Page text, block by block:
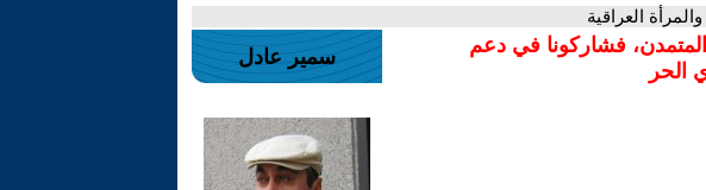
العراقية
المتمدن، فشاركونا في دعم
الحر
سمير عادل